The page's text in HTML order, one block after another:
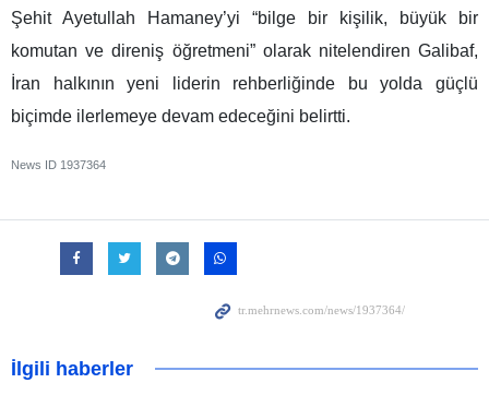
Şehit Ayetullah Hamaney’yi “bilge bir kişilik, büyük bir
komutan ve direniş öğretmeni” olarak nitelendiren Galibaf,
İran halkının yeni liderin rehberliğinde bu yolda güçlü
biçimde ilerlemeye devam edeceğini belirtti.
News ID 1937364
İlgili haberler